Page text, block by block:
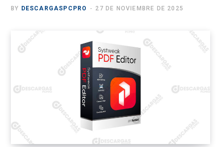
BY DESCARGASPCPRO 27 DE NOVIEMBRE DE 2025